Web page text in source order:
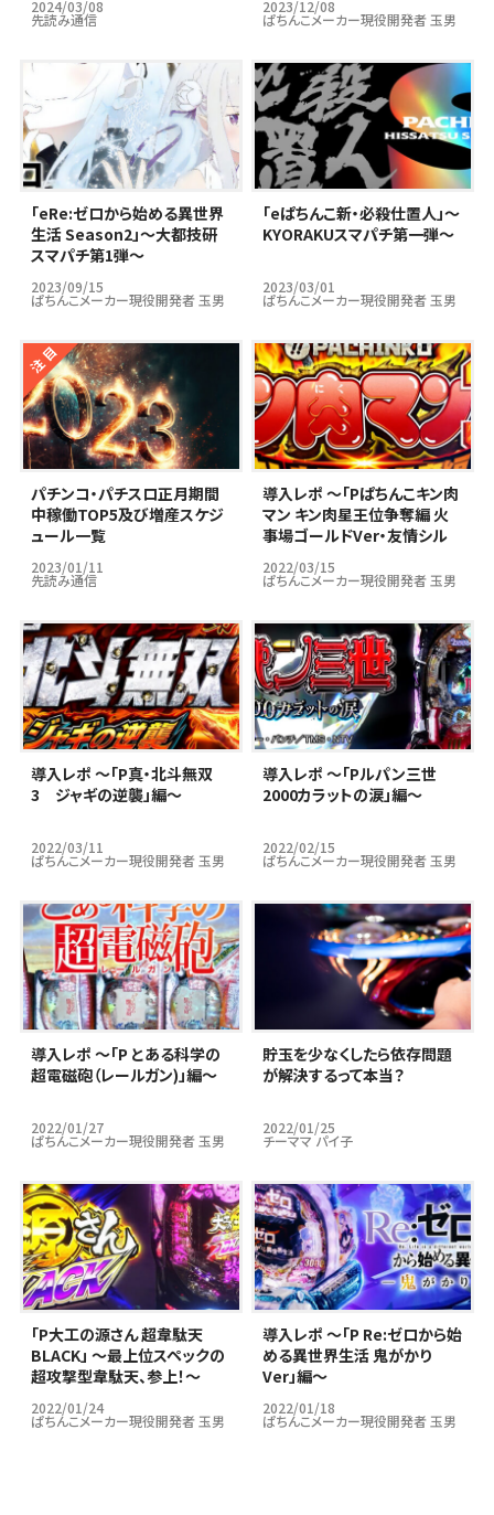
救世主となりうるのか…？
2024/03/08
先読み通信
2023/12/08
ぱちんこメーカー現役開発者 玉男
｢eRe:ゼロから始める異世界
生活 Season2」～大都技研
スマパチ第1弾～
2023/09/15
ぱちんこメーカー現役開発者 玉男
｢eぱちんこ新・必殺仕置人」～
KYORAKUスマパチ第一弾～
2023/03/01
ぱちんこメーカー現役開発者 玉男
パチンコ・パチスロ正月期間
中稼働TOP5及び増産スケジ
ュール一覧
2023/01/11
先読み通信
導入レポ ～「Pぱちんこキン肉
マン キン肉星王位争奪編 火
事場ゴールドVer・友情シル
バーVer」編～
2022/03/15
ぱちんこメーカー現役開発者 玉男
導入レポ ～「P真・北斗無双
3 ジャギの逆襲」編～
2022/03/11
ぱちんこメーカー現役開発者 玉男
導入レポ ～「Pルパン三世
2000カラットの涙」編～
2022/02/15
ぱちんこメーカー現役開発者 玉男
導入レポ ～「P とある科学の
超電磁砲（レールガン)」編～
2022/01/27
ぱちんこメーカー現役開発者 玉男
貯玉を少なくしたら依存問題
が解決するって本当？
2022/01/25
チーママ パイ子
｢P大工の源さん 超韋駄天
BLACK」 ～最上位スペックの
超攻撃型韋駄天、参上！～
2022/01/24
ぱちんこメーカー現役開発者 玉男
導入レポ ～「P Re:ゼロから始
める異世界生活 鬼がかり
Ver」編～
2022/01/18
ぱちんこメーカー現役開発者 玉男